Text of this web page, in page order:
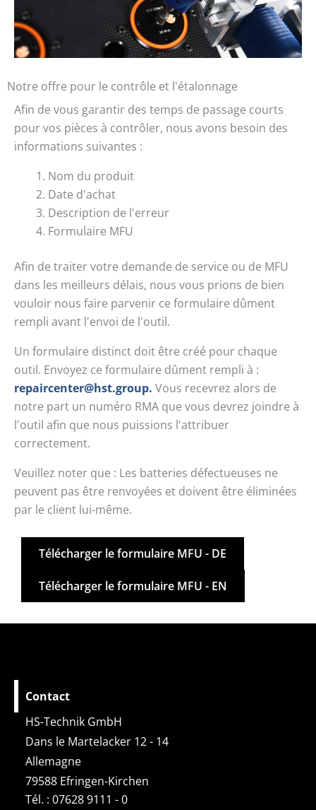
Notre offre pour le contrôle et l'étalonnage
Afin de vous garantir des temps de passage courts
pour vos pièces à contrôler, nous avons besoin des
informations suivantes :
Nom du produit
Date d'achat
Description de l'erreur
Formulaire MFU
Afin de traiter votre demande de service ou de MFU
dans les meilleurs délais, nous vous prions de bien
vouloir nous faire parvenir ce formulaire dûment
rempli avant l'envoi de l'outil.
Un formulaire distinct doit être créé pour chaque
outil. Envoyez ce formulaire dûment rempli à :
repaircenter@hst.group. Vous recevrez alors de
notre part un numéro RMA que vous devrez joindre à
l'outil afin que nous puissions l'attribuer
correctement.
Veuillez noter que : Les batteries défectueuses ne
peuvent pas être renvoyées et doivent être éliminées
par le client lui-même.
Télécharger le formulaire MFU - DE
Télécharger le formulaire MFU - EN
Contact
HS-Technik GmbH
Dans le Martelacker 12 - 14
Allemagne
79588 Efringen-Kirchen
Tél. : 07628 9111 - 0